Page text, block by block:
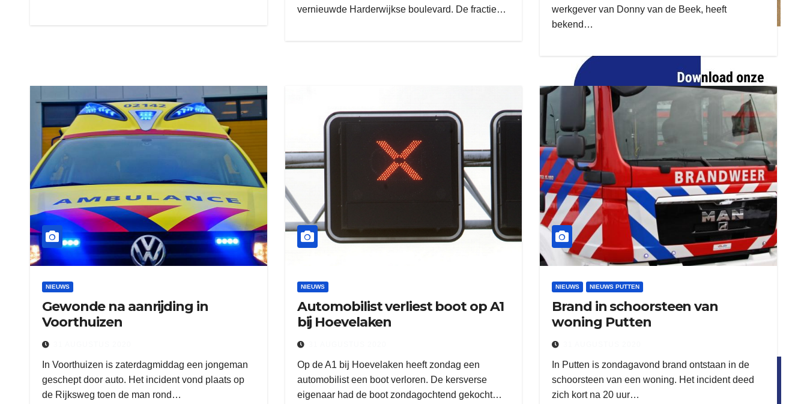
zielman
delangekortland
kleijer
download onzze App
vernieuwde Harderwijkse boulevard. De fractie…
werkgever van Donny van de Beek, heeft
bekend…
NIEUWS
Gewonde na aanrijding in
Voorthuizen
In Voorthuizen is zaterdagmiddag een jongeman
geschept door auto. Het incident vond plaats op
de Rijksweg toen de man rond…
NIEUWS
Automobilist verliest boot op A1
bij Hoevelaken
Op de A1 bij Hoevelaken heeft zondag een
automobilist een boot verloren. De kersverse
eigenaar had de boot zondagochtend gekocht…
NIEUWS NIEUWS PUTTEN
Brand in schoorsteen van
woning Putten
In Putten is zondagavond brand ontstaan in de
schoorsteen van een woning. Het incident deed
zich kort na 20 uur…